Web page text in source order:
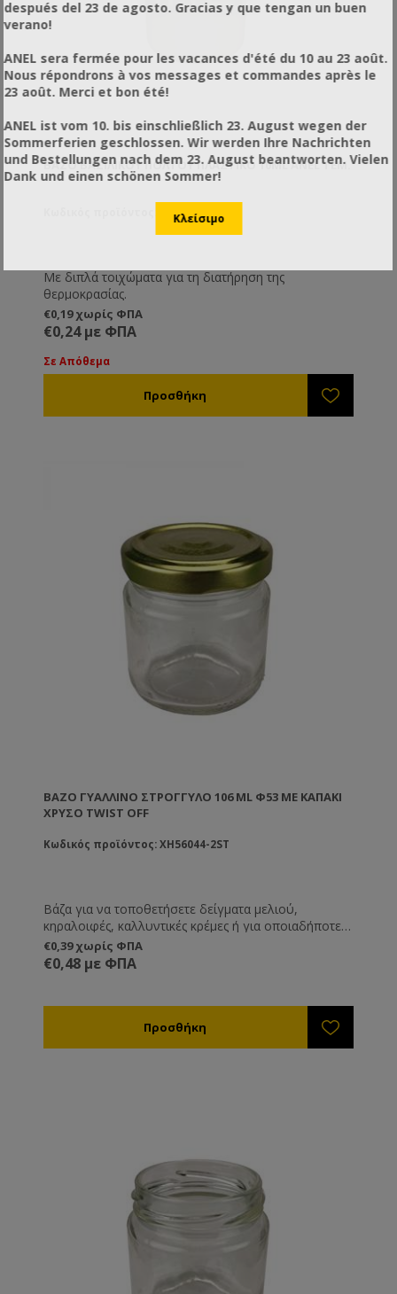
ΒΆΖΟ ΒΑΣΙΛΙΚΟΎ ΠΟΛΤΟΎ ΠΛΑΣΤΙΚΌ 10ML ANEL ΤΕΜ.
Κωδικός προϊόντος: AN56111-1
Με διπλά τοιχώματα για τη διατήρηση της
θερμοκρασίας.
€0,19 χωρίς ΦΠΑ
€0,24 με ΦΠΑ
Σε Απόθεμα
ΒΆΖΟ ΓΥΆΛΛΙΝΟ ΣΤΡΟΓΓΥΛΌ 106 ML Φ53 ΜΕ ΚΑΠΆΚΙ
ΧΡΥΣΌ TWIST OFF
Κωδικός προϊόντος: XH56044-2ST
Βάζα για να τοποθετήσετε δείγματα μελιού,
κηραλοιφές, καλλυντικές κρέμες ή για οποιαδήποτε
άλλη χρήση εσείς επιθυμείτε.
€0,39 χωρίς ΦΠΑ
€0,48 με ΦΠΑ
después del 23 de agosto. Gracias y que tengan un buen
verano!
ANEL sera fermée pour les vacances d'été du 10 au 23 août.
Nous répondrons à vos messages et commandes après le
23 août. Merci et bon été!
ANEL ist vom 10. bis einschließlich 23. August wegen der
Sommerferien geschlossen. Wir werden Ihre Nachrichten
und Bestellungen nach dem 23. August beantworten. Vielen
Dank und einen schönen Sommer!